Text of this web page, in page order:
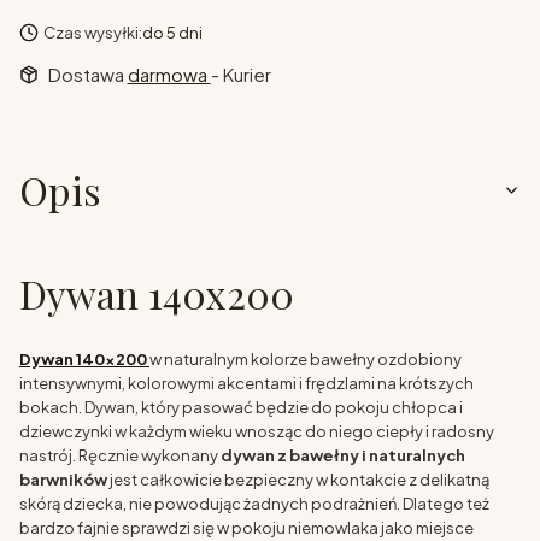
Czas wysyłki:do 5 dni
Dostawa darmowa - Kurier
Opis
Dywan 140x200
Dywan 140x200w naturalnym kolorze bawełny ozdobiony
intensywnymi, kolorowymi akcentami i frędzlami na krótszych
bokach. Dywan, który pasować będzie do pokoju chłopca i
dziewczynki w każdym wieku wnosząc do niego ciepły i radosny
nastrój. Ręcznie wykonanydywan z bawełny i naturalnych
barwnikówjest całkowicie bezpieczny w kontakcie z delikatną
skórą dziecka, nie powodując żadnych podrażnień. Dlatego też
bardzo fajnie sprawdzi się w pokoju niemowlaka jako miejsce